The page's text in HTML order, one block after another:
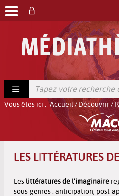
Vous êtes ici : Accueil/ Découvrir/
LES LITTÉRATURES
Les littératures de l'imaginaire
sous-genres : anticipation, post-